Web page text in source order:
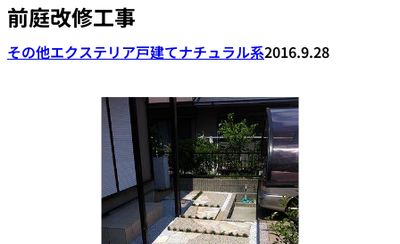
会社情報
オーナー向け会員サービス
採用情報はこちら
前庭改修工事
その他エクステリア戸建てナチュラル系2016.9.28